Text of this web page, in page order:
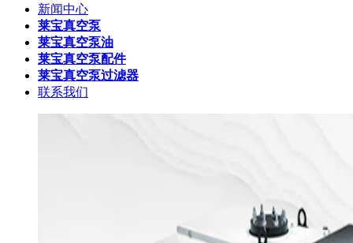
新闻中心
莱宝真空泵
莱宝真空泵油
莱宝真空泵配件
莱宝真空泵过滤器
联系我们